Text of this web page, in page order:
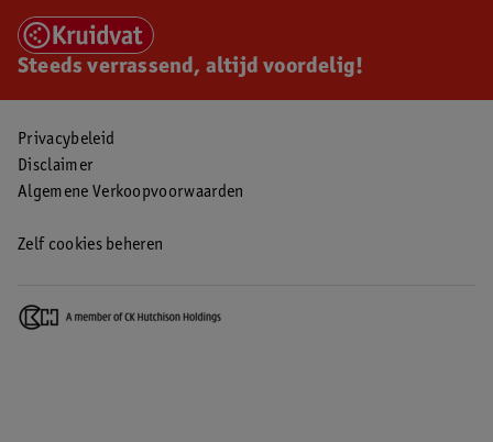
Steeds verrassend, altijd voordelig!
Privacybeleid
Disclaimer
Algemene Verkoopvoorwaarden
Zelf cookies beheren